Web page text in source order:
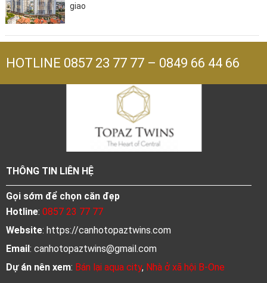
giao
HOTLINE 0857 23 77 77 – 0849 66 44 66
THÔNG TIN LIÊN HỆ
Gọi sớm để chọn căn đẹp
Hotline: 0857 23 77 77
Website: https://canhotopaztwins.com
Email: canhotopaztwins@gmail.com
Dự án nên xem: Bán lại aqua city, Nhà ở xã hội B-One